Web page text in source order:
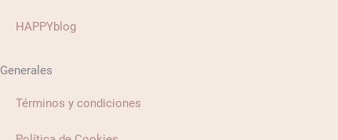
HAPPYblog
Generales
Términos y condiciones